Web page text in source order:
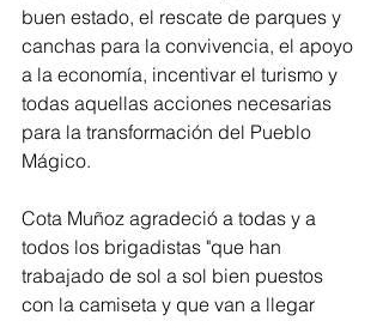
buen estado, el rescate de parques y
canchas para la convivencia, el apoyo
a la economía, incentivar el turismo y
todas aquellas acciones necesarias
para la transformación del Pueblo
Mágico.
Cota Muñoz agradeció a todas y a
todos los brigadistas "que han
trabajado de sol a sol bien puestos
con la camiseta y que van a llegar